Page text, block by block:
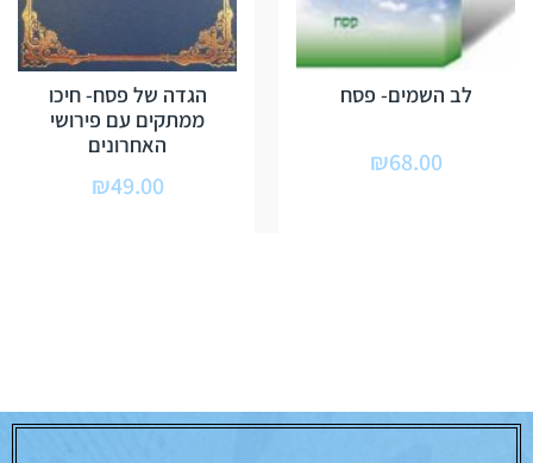
לב השמים- פסח
₪68.00
הגדה של פסח- חיכו
ממתקים עם פירושי
האחרונים
₪49.00